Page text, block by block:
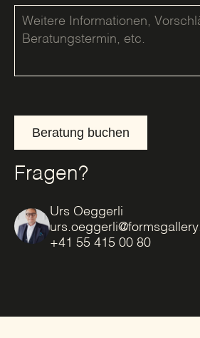
Beratung buchen
Fragen?
Urs Oeggerli
+41 55 415 00 80